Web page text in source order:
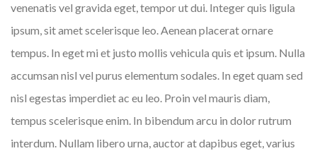
venenatis vel gravida eget, tempor ut dui. Integer quis ligula
ipsum, sit amet scelerisque leo. Aenean placerat ornare
tempus. In eget mi et justo mollis vehicula quis et ipsum. Nulla
accumsan nisl vel purus elementum sodales. In eget quam sed
nisl egestas imperdiet ac eu leo. Proin vel mauris diam,
tempus scelerisque enim. In bibendum arcu in dolor rutrum
interdum. Nullam libero urna, auctor at dapibus eget, varius